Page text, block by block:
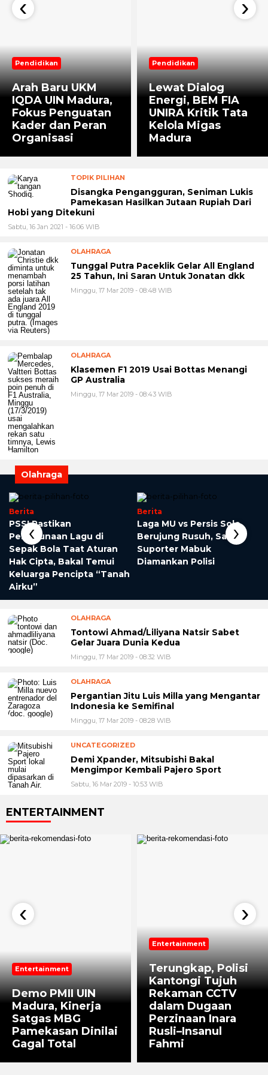
Pendidikan
Arah Baru UKM
IQDA UIN Madura,
Fokus Penguatan
Kader dan Peran
Organisasi
Pendidikan
Lewat Dialog
Energi, BEM FIA
UNIRA Kritik Tata
Kelola Migas
Madura
‹ ›
TOPIK PILIHAN
Disangka Pengangguran, Seniman Lukis
Pamekasan Hasilkan Jutaan Rupiah Dari
Hobi yang Ditekuni
Sabtu, 16 Jan 2021 - 16:06 WIB
OLAHRAGA
Tunggal Putra Paceklik Gelar All England
25 Tahun, Ini Saran Untuk Jonatan dkk
Minggu, 17 Mar 2019 - 08:48 WIB
OLAHRAGA
Klasemen F1 2019 Usai Bottas Menangi
GP Australia
Minggu, 17 Mar 2019 - 08:43 WIB
Olahraga
Berita
PSSI Pastikan
Penggunaan Lagu di
Sepak Bola Taat Aturan
Hak Cipta, Bakal Temui
Keluarga Pencipta “Tanah
Airku”
Berita
Laga MU vs Persis Solo
Berujung Rusuh, Satu
Suporter Mabuk
Diamankan Polisi
‹ ›
OLAHRAGA
Tontowi Ahmad/Liliyana Natsir Sabet
Gelar Juara Dunia Kedua
Minggu, 17 Mar 2019 - 08:32 WIB
OLAHRAGA
Pergantian Jitu Luis Milla yang Mengantar
Indonesia ke Semifinal
Minggu, 17 Mar 2019 - 08:28 WIB
UNCATEGORIZED
Demi Xpander, Mitsubishi Bakal
Mengimpor Kembali Pajero Sport
Sabtu, 16 Mar 2019 - 10:53 WIB
ENTERTAINMENT
Entertainment
Demo PMII UIN
Madura, Kinerja
Satgas MBG
Pamekasan Dinilai
Gagal Total
Entertainment
Terungkap, Polisi
Kantongi Tujuh
Rekaman CCTV
dalam Dugaan
Perzinaan Inara
Rusli–Insanul
Fahmi
‹ ›